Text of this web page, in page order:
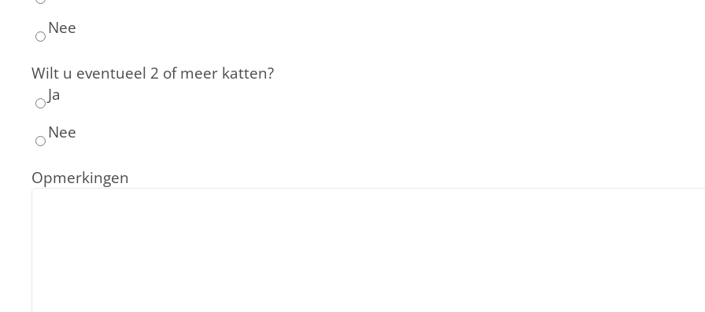
Nee
Wilt u eventueel 2 of meer katten?
Ja
Nee
Opmerkingen